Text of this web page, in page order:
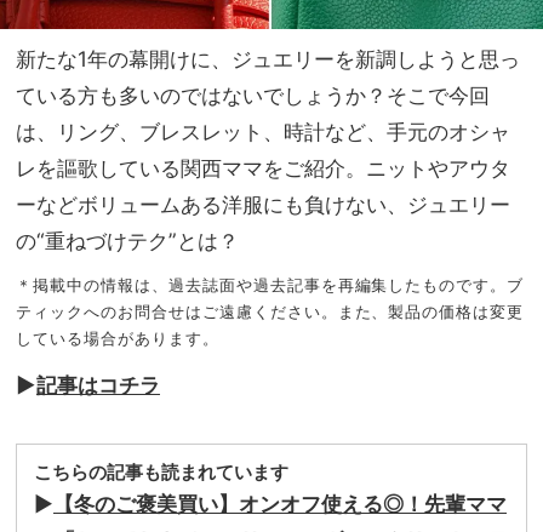
◎
新たな1年の幕開けに、ジュエリーを新調しようと思っ
ている方も多いのではないでしょうか？そこで今回
は、リング、ブレスレット、時計など、手元のオシャ
レを謳歌している関西ママをご紹介。ニットやアウタ
ーなどボリュームある洋服にも負けない、ジュエリー
の“重ねづけテク”とは？
＊掲載中の情報は、過去誌面や過去記事を再編集したものです。ブ
ティックへのお問合せはご遠慮ください。また、製品の価格は変更
している場合があります。
▶記事はコチラ
こちらの記事も読まれています
▶︎ 【冬のご褒美買い】オンオフ使える◎！先輩ママ